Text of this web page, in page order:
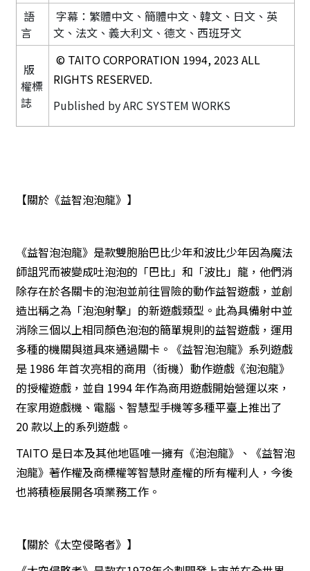
語
言
字幕：繁體中文、簡體中文、韓文、日文、英
文、法文、義大利文、德文、西班牙文
版
權標
誌
© TAITO CORPORATION 1994, 2023 ALL
RIGHTS RESERVED.
Published by ARC SYSTEM WORKS
【關於《益智泡泡龍》】
《益智泡泡龍》是款雙胞胎巴比少年和波比少年因為魔法
師詛咒而被變成吐泡泡的「巴比」和「波比」龍，他們消
除存在於各關卡的泡泡並前往冒險的動作益智遊戲，並創
造出稱之為「泡泡射擊」的新遊戲類型。此為具備射中並
消除三個以上相同顏色泡泡的簡單規則的益智遊戲，運用
多種的機關與道具來通過關卡。《益智泡泡龍》系列遊戲
是 1986 年首次亮相的商用（街機）動作遊戲《泡泡龍》
的授權遊戲，並自 1994 年作為商用遊戲開始營運以來，
在家用遊戲機、電腦、智慧型手機等多種平臺上推出了
20 款以上的系列遊戲。
TAITO 是日本及其他地區唯一擁有《泡泡龍》、《益智泡
泡龍》著作權及商標權等智慧財產權的所有權利人，今後
也將積極展開各項業務工作。
【關於《太空侵略者》】